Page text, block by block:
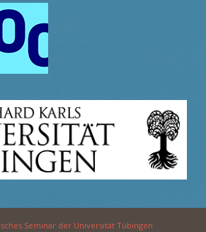
Seminar der Universität Tübingen